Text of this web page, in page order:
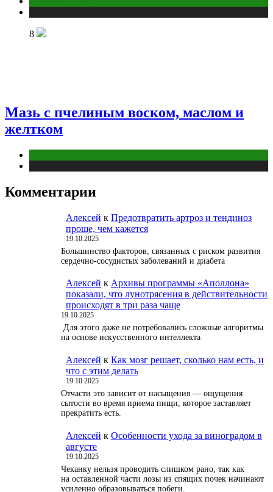
8
Мазь с пчелиным воском, маслом и
желтком
Комментарии
Алексей к Предотвратить артроз и тендиноз
проще, чем кажется
19.10.2025
Большинство факторов, связанных с риском развития
сердечно-сосудистых заболеваний и диабета
Алексей к Архивы программы «Аполлона»
показали, что лунотрясения в действительности
происходят в три раза чаще
19.10.2025
Для этого даже не потребовались сложные алгоритмы
на основе искусственного интеллекта
Алексей к Как мозг решает, сколько нам есть, и
что с этим делать
19.10.2025
Отчасти это зависит от насыщения — ощущения
сытости во время приема пищи, которое заставляет
прекратить есть.
Алексей к Особенности ухода за виноградом в
августе
19.10.2025
Чеканку нельзя проводить слишком рано, так как
на оставленной части лозы из спящих почек начинают
усиленно образовываться побеги.